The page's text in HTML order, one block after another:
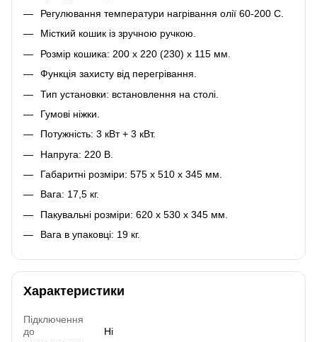
Регулювання температури нагрівання олії 60-200 С.
Місткий кошик із зручною ручкою.
Розмір кошика: 200 х 220 (230) х 115 мм.
Функція захисту від перегрівання.
Тип установки: встановлення на столі.
Гумові ніжки.
Потужність: 3 кВт + 3 кВт.
Напруга: 220 В.
Габаритні розміри: 575 х 510 х 345 мм.
Вага: 17,5 кг.
Пакувальні розміри: 620 х 530 х 345 мм.
Вага в упаковці: 19 кг.
Характеристики
Підключення
до
Ні